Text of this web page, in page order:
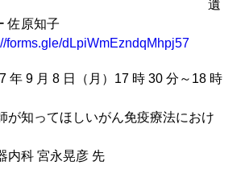
先生 遺
佐原知子
forms.gle/dLpiWmEzndqMhpj57
7 年 9 月 8 日（月）17 時 30 分～18 時
が知ってほしいがん免疫療法におけ
内科 宮永晃彦 先